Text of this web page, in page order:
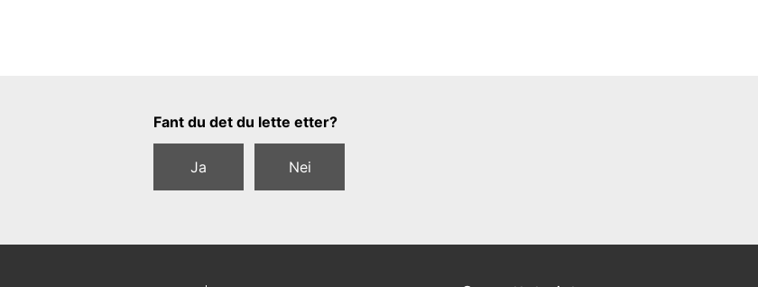
Tilbakemeldingsskjema
Fant du det du lette etter?
Ja Nei